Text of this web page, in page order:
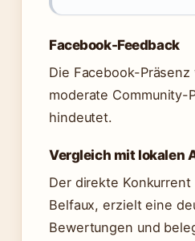
Facebook-Feedback
Die Facebook-
moderate Community-
hindeutet.
Vergleich mit lokalen
Der direkte Konkurrent
Belfaux, erzielt eine
Bewertungen und